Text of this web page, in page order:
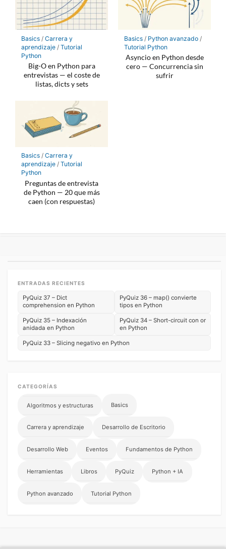
Basics/ Carrera y
aprendizaje/ Tutorial
Python
Big-O en Python para
entrevistas — el coste de
listas, dicts y sets
Basics/ Python avanzado/
Tutorial Python
Asyncio en Python desde
cero — Concurrencia sin
sufrir
Basics/ Carrera y
aprendizaje/ Tutorial
Python
Preguntas de entrevista
de Python — 20 que más
caen (con respuestas)
ENTRADAS RECIENTES
PyQuiz 37 – Dict
comprehension en Python
PyQuiz 36 – map() convierte
tipos en Python
PyQuiz 35 – Indexación
anidada en Python
PyQuiz 34 – Short-circuit con or
en Python
PyQuiz 33 – Slicing negativo en Python
CATEGORÍAS
Algoritmos y estructuras Basics
Carrera y aprendizaje Desarrollo de Escritorio
Desarrollo Web Eventos Fundamentos de Python
Herramientas Libros PyQuiz Python + IA
Python avanzado Tutorial Python